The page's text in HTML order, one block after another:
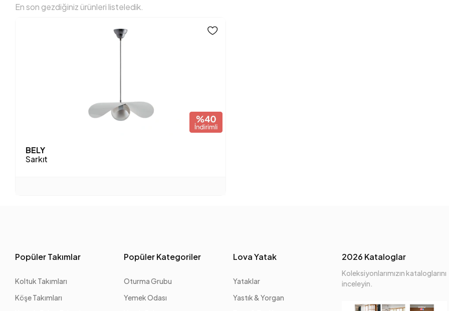
En son gezdiğiniz ürünleri listeledik.
BELY
Sarkıt
Popüler Takımlar
Koltuk Takımları
Köşe Takımları
Popüler Kategoriler
Oturma Grubu
Yemek Odası
Lova Yatak
Yataklar
Yastık & Yorgan
2026 Kataloglar
Koleksiyonlarımızın kataloglarını
inceleyin.